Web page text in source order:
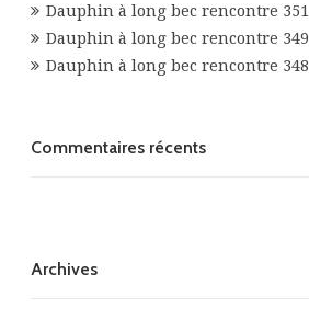
Dauphin à long bec rencontre 351
Dauphin à long bec rencontre 349
Dauphin à long bec rencontre 348
Commentaires récents
Archives